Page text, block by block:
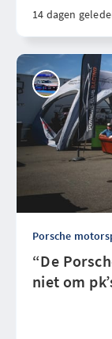
14 dagen
Porsche
“De
niet om